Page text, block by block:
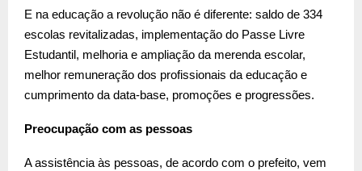
E na educação a revolução não é diferente: saldo de 334
escolas revitalizadas, implementação do Passe Livre
Estudantil, melhoria e ampliação da merenda escolar,
melhor remuneração dos profissionais da educação e
cumprimento da data-base, promoções e progressões.
Preocupação com as pessoas
A assistência às pessoas, de acordo com o prefeito, vem